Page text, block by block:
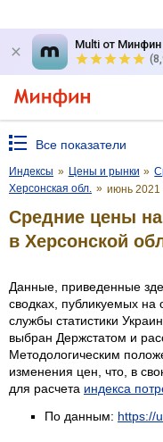
Multi от Минфин
Все показатели
Индексы » Цены и рынки »
Херсонская обл. » июнь 2021
Средние цены
в Херсонской
Данные, приведенные
сводках, публикуемых
службы статистики
выбран Держстатом и
Методологическим
изменения цен, что, в
для расчета индекса
По данным: https://